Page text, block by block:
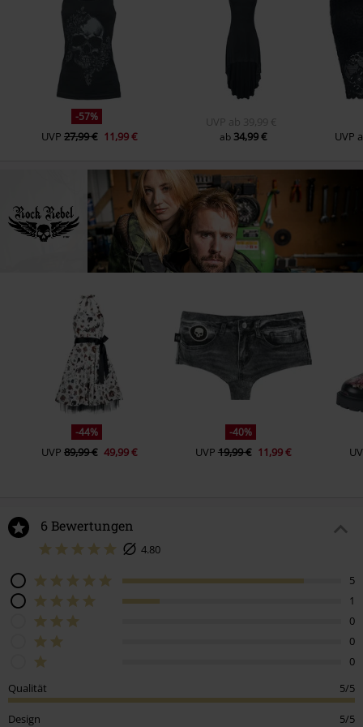
-57%
UVP 27,99 € 11,99 €
UVP ab 39,99 €
ab34,99 € UVP
-44%
UVP 89,99 € 49,99 €
-40%
UVP 19,99 € 11,99 €
6 Bewertungen
4.80
5
1
0
0
0
Qualität
5/5
Design 5/5